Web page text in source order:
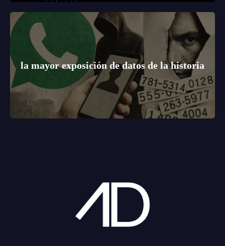
la mayor exposición de datos de la historia